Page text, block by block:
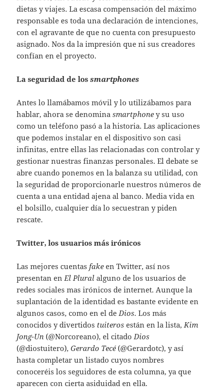
dietas y viajes. La escasa compensación del máximo
responsable es toda una declaración de intenciones,
con el agravante de que no cuenta con presupuesto
asignado. Nos da la impresión que ni sus creadores
confían en el proyecto.
La seguridad de lossmartphones
Antes lo llamábamos móvil y lo utilizábamos para
hablar, ahora se denominasmartphone y su uso
como un teléfono pasó a la historia. Las aplicaciones
que podemos instalar en el dispositivo son casi
infinitas, entre ellas las relacionadas con controlar y
gestionar nuestras finanzas personales. El debate se
abre cuando ponemos en la balanza su utilidad, con
la seguridad de proporcionarle nuestros números de
cuenta a una entidad ajena al banco. Media vida en
el bolsillo, cualquier día lo secuestran y piden
rescate.
Twitter, los usuarios más irónicos
Las mejores cuentasfake en Twitter, así nos
presentan enEl Plural alguno de los usuarios de
redes sociales mas irónicos de internet. Aunque la
suplantación de la identidad es bastante evidente en
algunos casos, como en el deDios. Los más
conocidos y divertidos tuiteros están en la lista,Kim
Jong-Un (@Norcoreano), el citadoDios
(@diostuitero),Gerardo Tecé(@Gerardotc), y así
hasta completar un listado cuyos nombres
conoceréis los seguidores de esta columna, ya que
aparecen con cierta asiduidad en ella.